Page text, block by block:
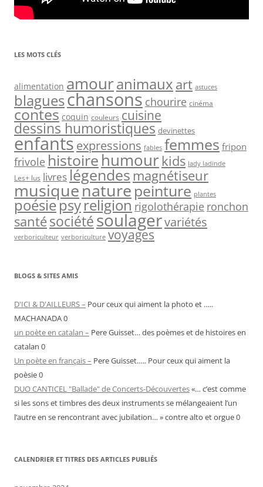
LES MOTS CLÉS
alimentation amouranimaux art astuces
blagueschansons chourire cinéma
contes coquin couleurs cuisine
dessins humoristiques devinettes
enfantsexpressions fables femmes fripon
frivole histoire humour kids lady ladinde
Les+ lus livreslégendes magnétiseur
musiquenature peinture plantes
poésiepsyreligion rigolothérapie ronchon
santésociétésoulagervariétés
verboriculteur verboriculture voyages
BLOGS & SITES AMIS
D'ICI & D'AILLEURS – Pour ceux qui aiment la photo et …..
MACHANADA 0
un poète en catalan – Pere Guisset… des poèmes et de histoires en
catalan 0
Un poète en français – Pere Guisset….. Pour ceux qui aiment la
poèsie 0
DUO CANTICEL "Ballade" de Concerts-Découvertes«… c’est comme
si les sons et timbres des deux instruments se mélangeaient l’un
l’autre en se rencontrant avec jubilation… » contre alto et orgue 0
CALENDRIER ET TITRES DES ARTICLES PUBLIÉS